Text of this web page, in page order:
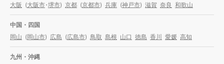
大阪 (大阪市・堺市) 京都 (京都市) 兵庫 (神戸市) 滋賀 奈良 和歌山
中国・四国
岡山 (岡山市) 広島 (広島市) 鳥取 島根 山口 徳島 香川 愛媛 高知
九州・沖縄